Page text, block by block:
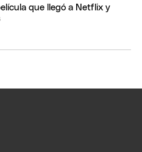
que llegó a Netflix y